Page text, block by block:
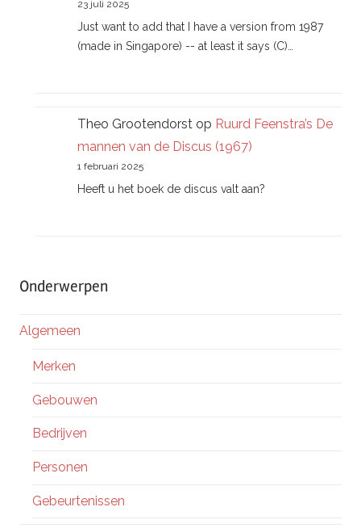
23 juli 2025
Just want to add that I have a version from 1987
(made in Singapore) -- at least it says (C)…
Theo Grootendorst op Ruurd Feenstra’s De
mannen van de Discus (1967)
1 februari 2025
Heeft u het boek de discus valt aan?
Onderwerpen
Algemeen
Merken
Gebouwen
Bedrijven
Personen
Gebeurtenissen